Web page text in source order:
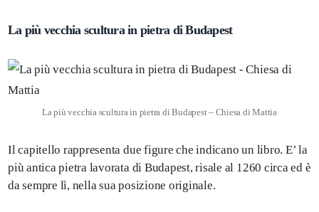
La più vecchia scultura in pietra di Budapest
La più vecchia scultura in pietra di Budapest – Chiesa di Mattia
Il capitello rappresenta due figure che indicano un libro. E’ la
più antica pietra lavorata di Budapest, risale al 1260 circa ed è
da sempre lì, nella sua posizione originale.